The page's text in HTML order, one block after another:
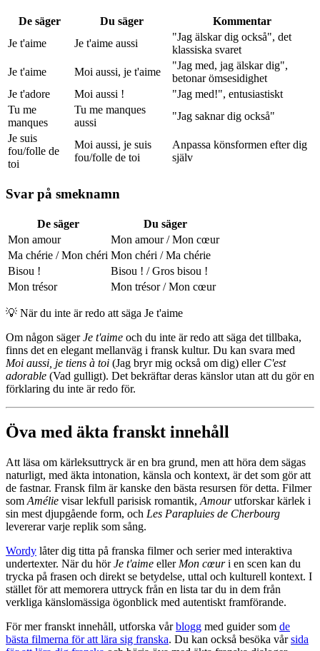
De säger Du säger
Kommentar
Je t'aime
Je t'aime aussi
"Jag älskar dig också", det
klassiska svaret
Je t'aime
Moi aussi, je t'aime
"Jag med, jag älskar dig",
betonar ömsesidighet
Je t'adore
Moi aussi !
"Jag med!", entusiastiskt
Tu me
manques
Tu me manques
aussi
"Jag saknar dig också"
Je suis
fou/folle de
toi
Moi aussi, je suis
fou/folle de toi
Anpassa könsformen efter dig
själv
Svar på smeknamn
De säger
Du säger
Mon amour
Mon amour / Mon cœur
Ma chérie / Mon chéri Mon chéri / Ma chérie
Bisou !
Bisou ! / Gros bisou !
Mon trésor
Mon trésor / Mon cœur
💡 När du inte är redo att säga Je t'aime
Om någon sägerJe t'aime och du inte är redo att säga det tillbaka,
finns det en elegant mellanväg i fransk kultur. Du kan svara med
Moi aussi, je tiens à toi (Jag bryr mig också om dig) eller C'est
adorable (Vad gulligt). Det bekräftar deras känslor utan att du gör en
förklaring du inte är redo för.
Öva med äkta franskt innehåll
Att läsa om kärleksuttryck är en bra grund, men att höra dem sägas
naturligt, med äkta intonation, känsla och kontext, är det som gör att
de fastnar. Fransk film är kanske den bästa resursen för detta. Filmer
som Amélie visar lekfull parisisk romantik, Amourutforskar kärlek i
sin mest djupgående form, och Les Parapluies de Cherbourg
levererar varje replik som sång.
Wordy låter dig titta på franska filmer och serier med interaktiva
undertexter. När du hörJe t'aime eller Mon cœuri en scen kan du
trycka på frasen och direkt se betydelse, uttal och kulturell kontext. I
stället för att memorera uttryck från en lista tar du in dem från
verkliga känslomässiga ögonblick med autentiskt framförande.
För mer franskt innehåll, utforska vårblogg med guider som de
bästa filmerna för att lära sig franska. Du kan också besöka vårsida